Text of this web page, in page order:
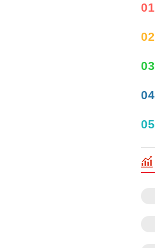
01
02
03
04
05